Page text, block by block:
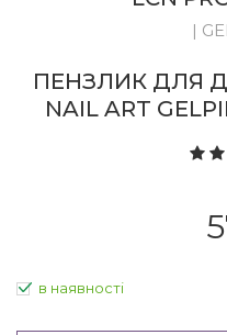
|
ПЕНЗЛИК ДЛЯ
NAIL ART
в наявності